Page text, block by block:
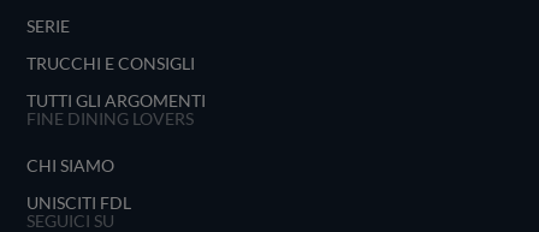
SERIE
TRUCCHI E CONSIGLI
TUTTI GLI ARGOMENTI
FINE DINING LOVERS
CHI SIAMO
UNISCITI FDL
SEGUICI SU